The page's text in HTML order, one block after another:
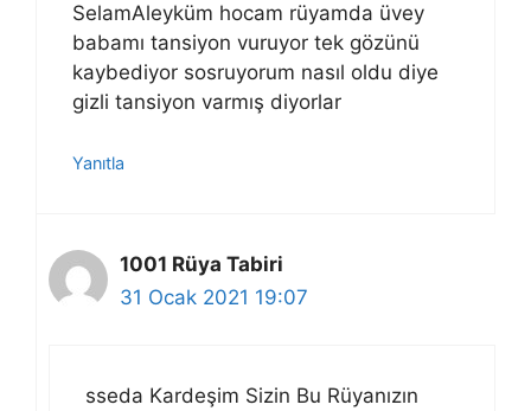
SelamAleyküm hocam rüyamda üvey
babamı tansiyon vuruyor tek gözünü
kaybediyor sosruyorum nasıl oldu diye
gizli tansiyon varmış diyorlar
Yanıtla
1001 Rüya Tabiri
31 Ocak 2021 19:07
sseda Kardeşim Sizin Bu Rüyanızın